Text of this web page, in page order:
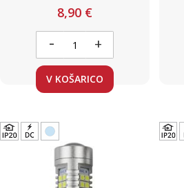
Canbus / z uporom
8,90 €
- +
V KOŠARICO